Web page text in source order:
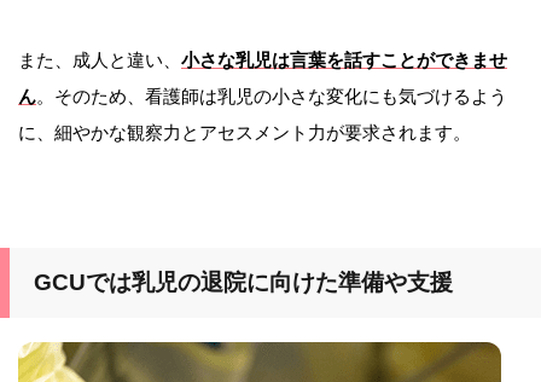
また、成人と違い、 小さな乳児は言葉を話すことができませ
ん。そのため、看護師は乳児の小さな変化にも気づけるよう
に、細やかな観察力とアセスメント力が要求されます。
GCUでは乳児の退院に向けた準備や支援